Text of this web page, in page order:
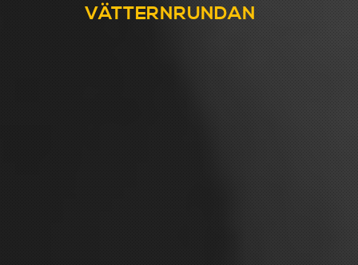
VÄTTERNRUNDAN